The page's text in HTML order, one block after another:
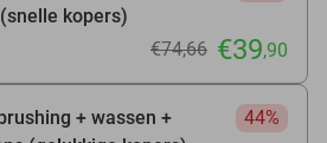
kopers)
€74,66 €39,90
+ wassen +
44%